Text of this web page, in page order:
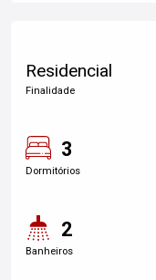
Residencial
Finalidade
3
Dormitórios
2
Banheiros